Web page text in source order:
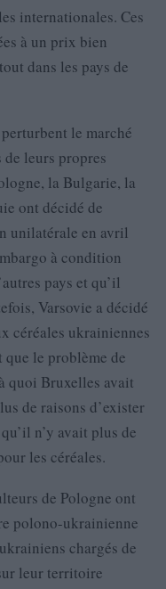
internationales. Ces
à un prix bien
dans les pays de
le marché
leurs propres
la Bulgarie, la
ont décidé de
unilatérale en avril
à condition
pays et qu’il
Varsovie a décidé
céréales ukrainiennes
que le problème de
quoi Bruxelles avait
de raisons d’exister
n’y avait plus de
les céréales.
de Pologne ont
polono-ukrainienne
chargés de
leur territoire